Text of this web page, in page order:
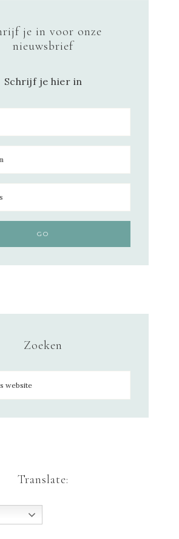
je in voor onze
nieuwsbrief
Schrijf je hier in
Zoeken
Translate: